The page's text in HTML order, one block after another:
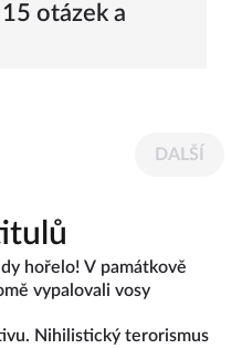
otázek a
DALŠÍ
hořelo! V památkově
vypalovali vosy
Nihilistický terorismus